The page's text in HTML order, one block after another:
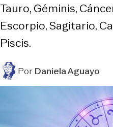
Tauro, Géminis,
Escorpio, Sagitario,
Piscis.
PorDaniela Aguayo